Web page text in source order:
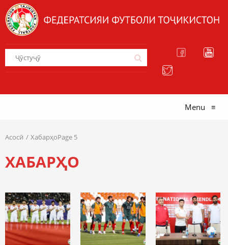
Menu ≡
Асосӣ ХабарҳоPage 5
ХАБАРҲО